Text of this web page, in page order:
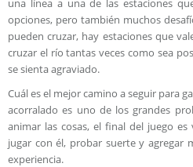
una línea a una de las estaciones
opciones, pero también muchos
pueden cruzar, hay estaciones que
cruzar el río tantas veces como sea
se sienta agraviado.
Cuál es el mejor camino a seguir para
acorralado es uno de los grandes
animar las cosas, el final del juego
jugar con él, probar suerte y agregar
experiencia.